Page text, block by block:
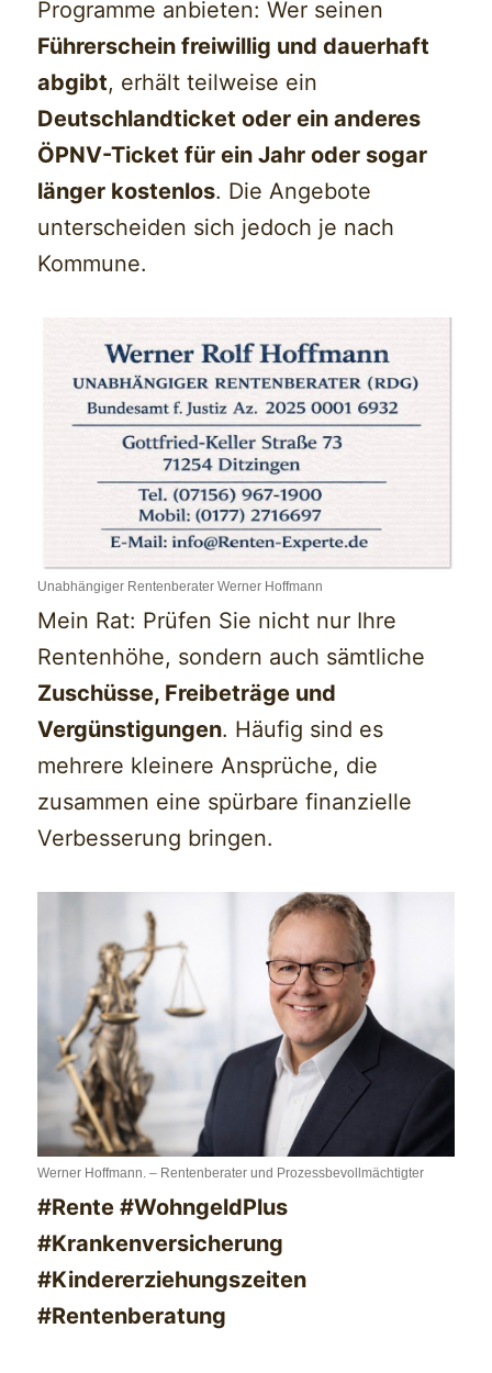
Programme anbieten: Wer seinen
Führerschein freiwillig und dauerhaft
abgibt, erhält teilweise ein
Deutschlandticket oder ein anderes
ÖPNV-Ticket für ein Jahr oder sogar
länger kostenlos. Die Angebote
unterscheiden sich jedoch je nach
Kommune.
Unabhängiger Rentenberater Werner Hoffmann
Mein Rat: Prüfen Sie nicht nur Ihre
Rentenhöhe, sondern auch sämtliche
Zuschüsse, Freibeträge und
Vergünstigungen. Häufig sind es
mehrere kleinere Ansprüche, die
zusammen eine spürbare finanzielle
Verbesserung bringen.
Werner Hoffmann. – Rentenberater und Prozessbevollmächtigter
#Rente #WohngeldPlus
#Krankenversicherung
#Kindererziehungszeiten
#Rentenberatung